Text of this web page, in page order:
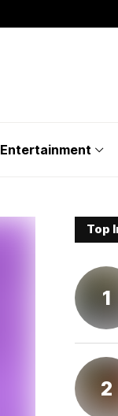
Entertainment
Top